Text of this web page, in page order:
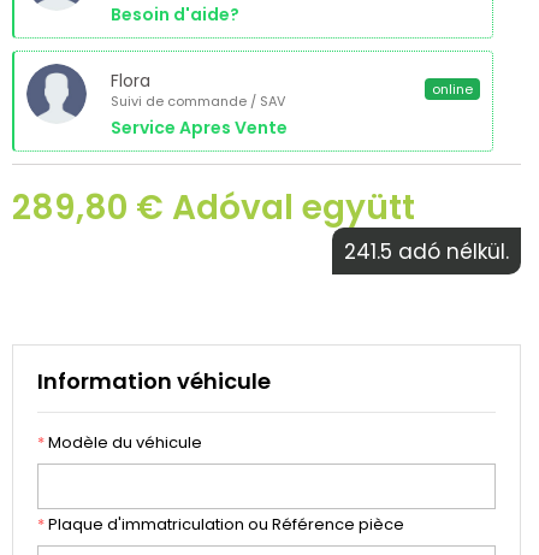
Besoin d'aide?
Flora
Suivi de commande / SAV
Service Apres Vente
online
289,80 € Adóval együtt
241.5 adó nélkül.
Information véhicule
*Modèle du véhicule
*Plaque d'immatriculation ou Référence pièce